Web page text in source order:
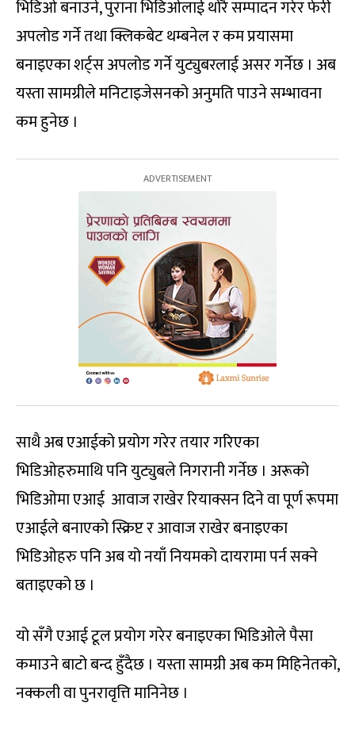
भिडिओ बनाउने, पुराना भिडिओलाई थोरै सम्पादन गरेर फेरी
अपलोड गर्ने तथा क्लिकबेट थम्बनेल र कम प्रयासमा
बनाइएका शर्ट्स अपलोड गर्ने युट्युबरलाई असर गर्नेछ । अब
यस्ता सामग्रीले मनिटाइजेसनको अनुमति पाउने सम्भावना
कम हुनेछ ।
साथै अब एआईको प्रयोग गरेर तयार गरिएका
भिडिओहरुमाथि पनि युट्युबले निगरानी गर्नेछ । अरूको
भिडिओमा एआई आवाज राखेर रियाक्सन दिने वा पूर्ण रूपमा
एआईले बनाएको स्क्रिप्ट र आवाज राखेर बनाइएका
भिडिओहरु पनि अब यो नयाँ नियमको दायरामा पर्न सक्ने
बताइएको छ ।
यो सँगै एआई टूल प्रयोग गरेर बनाइएका भिडिओले पैसा
कमाउने बाटो बन्द हुँदैछ । यस्ता सामग्री अब कम मिहिनेतको,
नक्कली वा पुनरावृत्ति मानिनेछ ।